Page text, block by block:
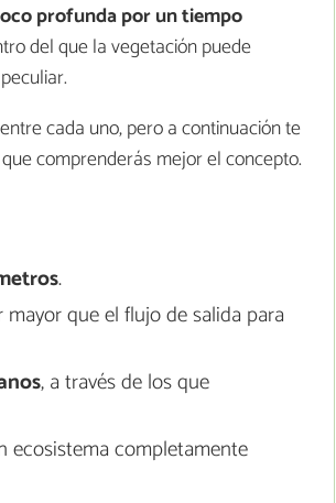
profunda por un tiempo
del que la vegetación puede
cada uno, pero a continuación te
comprenderás mejor el concepto.
.
que el flujo de salida para
, a través de los que
ecosistema completamente